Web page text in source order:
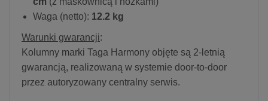
Waga (netto): 12.2 kg
Warunki gwarancji:
Kolumny marki Taga Harmony objęte są 2-letnią
gwarancją, realizowaną w systemie door-to-door
przez autoryzowany centralny serwis.